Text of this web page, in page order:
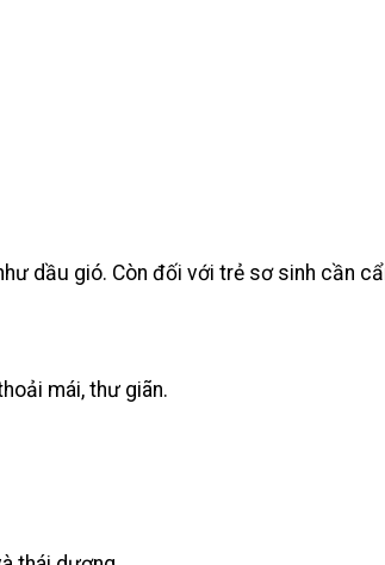
dầu gió. Còn đối với trẻ sơ sinh cần
mái, thư giãn.